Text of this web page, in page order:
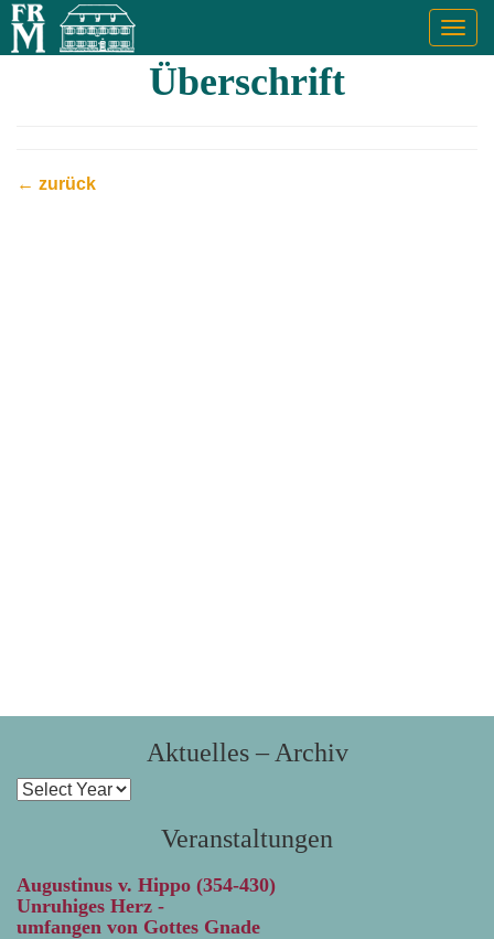
Überschrift
← zurück
Aktuelles – Archiv
Veranstaltungen
Augustinus v. Hippo (354-430)
Unruhiges Herz -
umfangen von Gottes Gnade